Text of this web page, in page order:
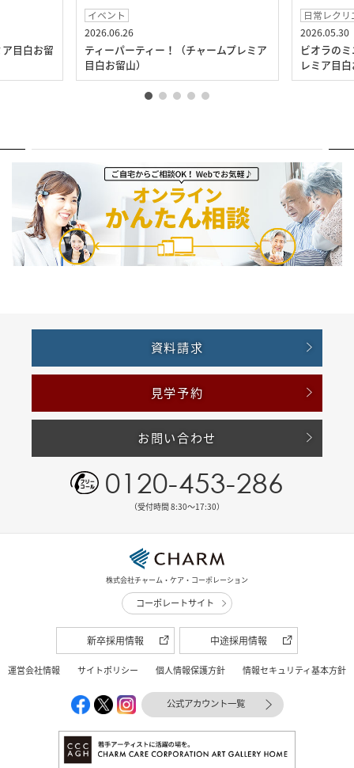
目白お留
イベント
2026.06.26
ティーパーティー！（チャームプレミア
目白お留山）
日常レク
2026.05.30
ビオラの
レミア目
資料請求
見学予約
お問い合わせ
0120-453-286
（受付時間 8:30〜17:30）
株式会社チャーム・ケア・コーポレーション
コーポレートサイト
新卒採用情報 中途採用情報
運営会社情報 サイトポリシー 個人情報保護方針 情報セキュリティ基本方針
公式アカウント一覧